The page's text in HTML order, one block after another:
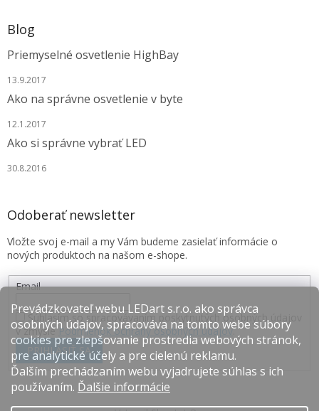
Prevádzkovateľ webu LEDart s.r.o. ako správca
osobných údajov, spracováva na tomto webe súbory
cookies pre zlepšovanie prostredia webových stránok,
pre analytické účely a pre cielenú reklamu.
Ďalším prechádzaním webu vyjadrujete súhlas s ich
používaním. Ďalšie informácie
Blog
Priemyselné osvetlenie HighBay
13.9.2017
Ako na správne osvetlenie v byte
12.1.2017
Ako si správne vybrať LED
30.8.2016
Odoberať newsletter
Vložte svoj e-mail a my Vám budeme zasielať informácie o
nových produktoch na našom e-shope.
Email
Súhlasím so spracovávaním poskytnutých osobných údajov
v zmysle Podmienok ochrany osobných údajov.
PRIHLÁSIŤ SA